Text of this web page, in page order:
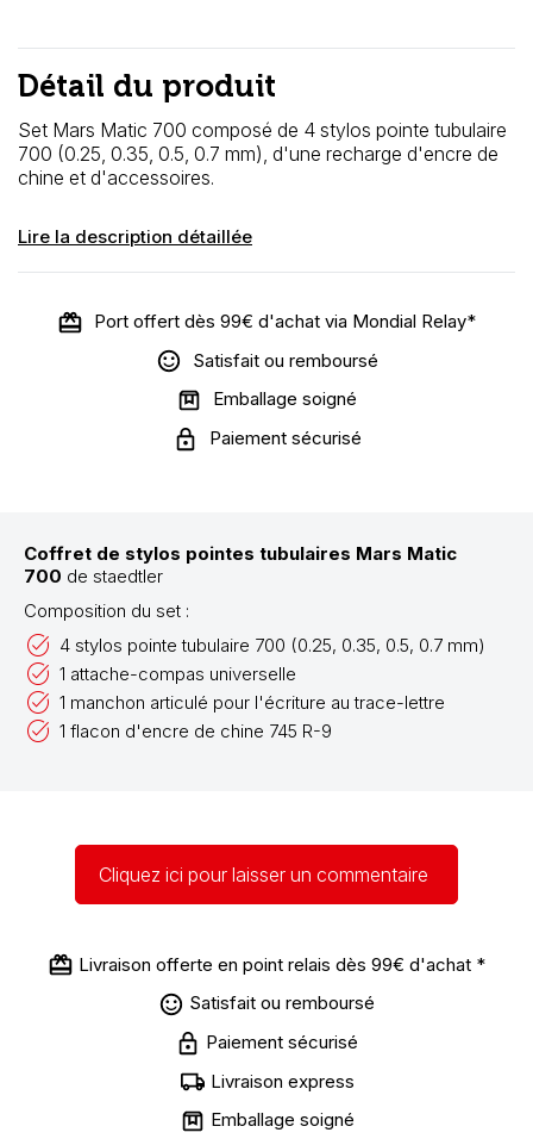
Détail du produit
Set Mars Matic 700 composé de 4 stylos pointe tubulaire
700 (0.25, 0.35, 0.5, 0.7 mm), d'une recharge d'encre de
chine et d'accessoires.
Lire la description détaillée
Port offert dès 99€ d'achat via Mondial Relay*
Satisfait ou remboursé
Emballage soigné
Paiement sécurisé
Coffret de stylos pointes tubulaires Mars Matic
700 de staedtler
Composition du set :
4 stylos pointe tubulaire 700 (0.25, 0.35, 0.5, 0.7 mm)
1 attache-compas universelle
1 manchon articulé pour l'écriture au trace-lettre
1 flacon d'encre de chine 745 R-9
Cliquez ici pour laisser un commentaire
Livraison offerte en point relais dès 99€ d'achat *
Satisfait ou remboursé
Paiement sécurisé
Livraison express
Emballage soigné